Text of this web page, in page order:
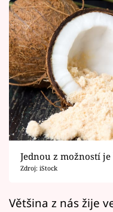
Vztahy
Seriály
Horoskopy
Sledujte prima+
Filmový
Pořady
Mámy sobě
Jednou z možností
Zdroj: iStock
Většina z nás žije